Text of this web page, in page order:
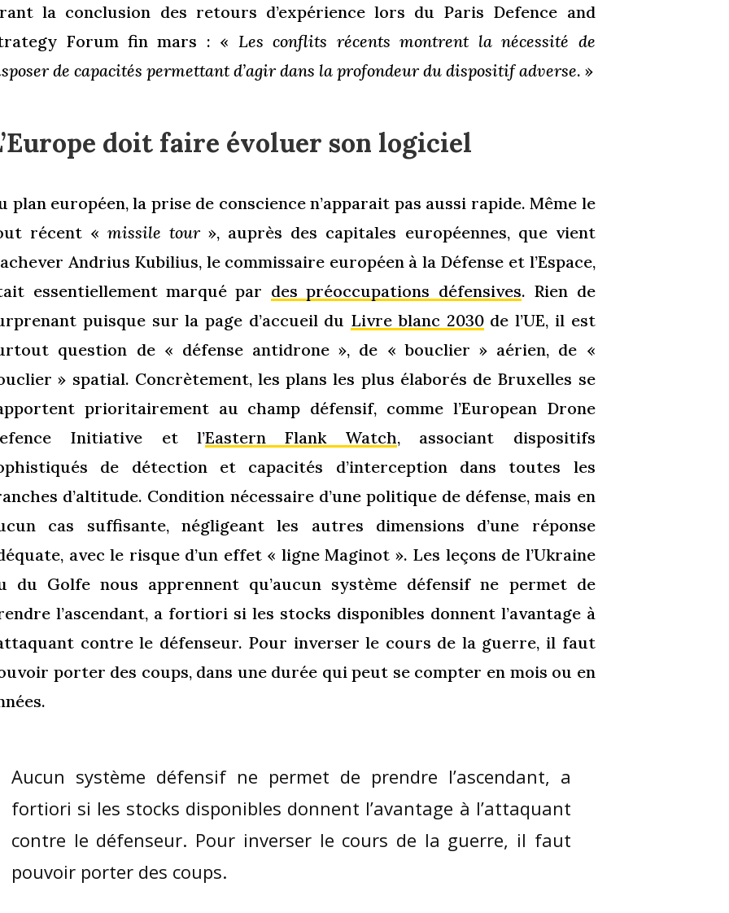
la conclusion des retours d’expérience lors du Paris Defence and
Forum fin mars : « Les conflits récents montrent la nécessité de
de capacités permettant d’agir dans la profondeur du dispositif adverse. »
doit faire évoluer son logiciel
plan européen, la prise de conscience n’apparait pas aussi rapide. Même le
récent «missile tour», auprès des capitales européennes, que vient
Andrius Kubilius, le commissaire européen à la Défense et l’Espace,
essentiellement marqué par des préoccupations défensives. Rien de
puisque sur la page d’accueil du Livre blanc 2030de l’UE, il est
question de « défense antidrone », de « bouclier » aérien, de «
» spatial. Concrètement, les plans les plus élaborés de Bruxelles se
prioritairement au champ défensif, comme l’European Drone
Initiative et l’Eastern Flank Watch, associant dispositifs
de détection et capacités d’interception dans toutes les
d’altitude. Condition nécessaire d’une politique de défense, mais en
cas suffisante, négligeant les autres dimensions d’une réponse
avec le risque d’un effet « ligne Maginot ». Les leçons de l’Ukraine
du Golfe nous apprennent qu’aucun système défensif ne permet de
l’ascendant, a fortiori si les stocks disponibles donnent l’avantage à
contre le défenseur. Pour inverser le cours de la guerre, il faut
porter des coups, dans une durée qui peut se compter en mois ou en
Aucun système défensif ne permet de prendre l’ascendant, a
fortiori si les stocks disponibles donnent l’avantage à l’attaquant
contre le défenseur. Pour inverser le cours de la guerre, il faut
pouvoir porter des coups.